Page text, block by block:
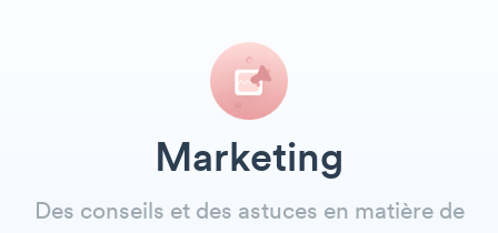
Marketing
Des conseils et des astuces en matière de